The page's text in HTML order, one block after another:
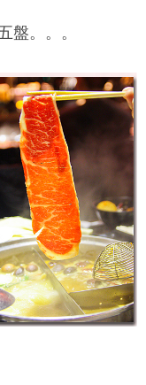
盤。。。